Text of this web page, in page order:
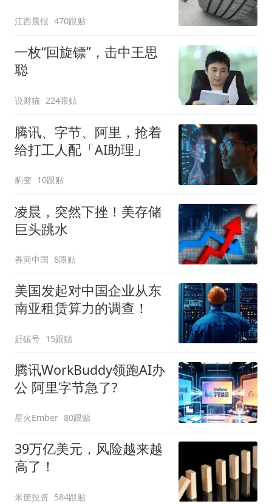
元，官方发布情况通报
江西晨报 470跟贴
一枚“回旋镖”，击中王思
聪
说财猫 224跟贴
腾讯、字节、阿里，抢着
给打工人配「AI助理」
豹变 10跟贴
凌晨，突然下挫！美存储
巨头跳水
券商中国 8跟贴
美国发起对中国企业从东
南亚租赁算力的调查！
赶碳号 15跟贴
腾讯WorkBuddy领跑AI办
公 阿里字节急了?
星火Ember 80跟贴
39万亿美元，风险越来越
高了！
米筐投资 584跟贴